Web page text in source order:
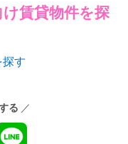
賃貸物件を探
す
る ／